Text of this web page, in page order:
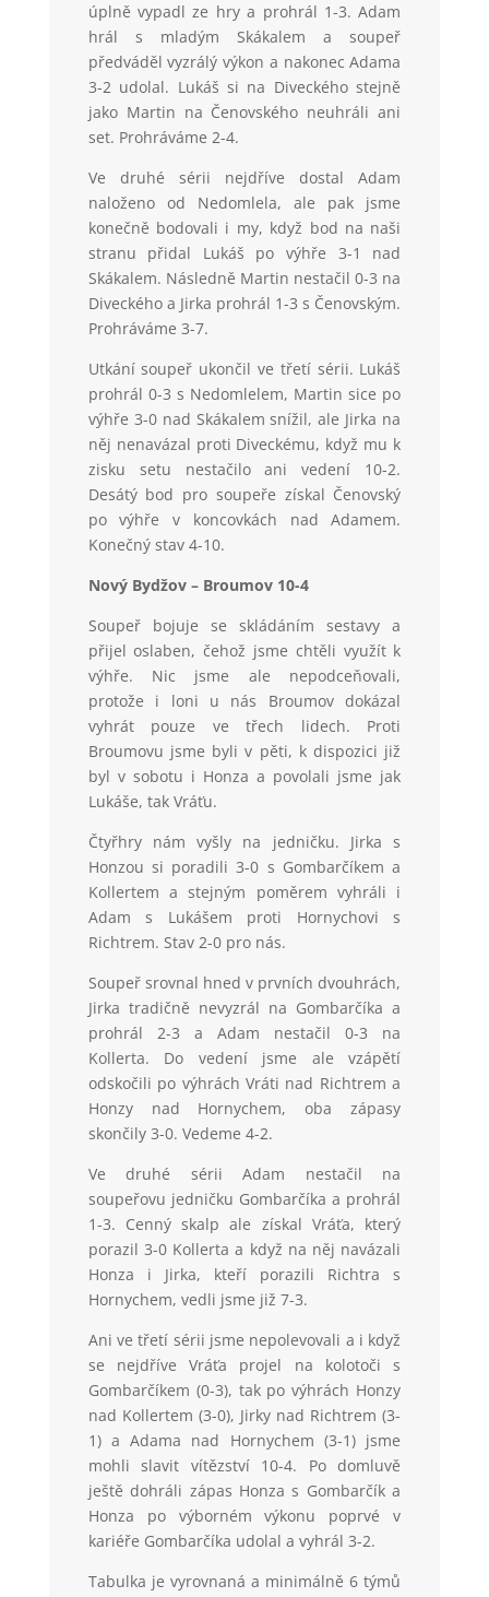
úplně vypadl ze hry a prohrál 1-3. Adam
hrál s mladým Skákalem a soupeř
předváděl vyzrálý výkon a nakonec Adama
3-2 udolal. Lukáš si na Diveckého stejně
jako Martin na Čenovského neuhráli ani
set. Prohráváme 2-4.
Ve druhé sérii nejdříve dostal Adam
naloženo od Nedomlela, ale pak jsme
konečně bodovali i my, když bod na naši
stranu přidal Lukáš po výhře 3-1 nad
Skákalem. Následně Martin nestačil 0-3 na
Diveckého a Jirka prohrál 1-3 s Čenovským.
Prohráváme 3-7.
Utkání soupeř ukončil ve třetí sérii. Lukáš
prohrál 0-3 s Nedomlelem, Martin sice po
výhře 3-0 nad Skákalem snížil, ale Jirka na
něj nenavázal proti Diveckému, když mu k
zisku setu nestačilo ani vedení 10-2.
Desátý bod pro soupeře získal Čenovský
po výhře v koncovkách nad Adamem.
Konečný stav 4-10.
Nový Bydžov – Broumov 10-4
Soupeř bojuje se skládáním sestavy a
přijel oslaben, čehož jsme chtěli využít k
výhře. Nic jsme ale nepodceňovali,
protože i loni u nás Broumov dokázal
vyhrát pouze ve třech lidech. Proti
Broumovu jsme byli v pěti, k dispozici již
byl v sobotu i Honza a povolali jsme jak
Lukáše, tak Vráťu.
Čtyřhry nám vyšly na jedničku. Jirka s
Honzou si poradili 3-0 s Gombarčíkem a
Kollertem a stejným poměrem vyhráli i
Adam s Lukášem proti Hornychovi s
Richtrem. Stav 2-0 pro nás.
Soupeř srovnal hned v prvních dvouhrách,
Jirka tradičně nevyzrál na Gombarčíka a
prohrál 2-3 a Adam nestačil 0-3 na
Kollerta. Do vedení jsme ale vzápětí
odskočili po výhrách Vráti nad Richtrem a
Honzy nad Hornychem, oba zápasy
skončily 3-0. Vedeme 4-2.
Ve druhé sérii Adam nestačil na
soupeřovu jedničku Gombarčíka a prohrál
1-3. Cenný skalp ale získal Vráťa, který
porazil 3-0 Kollerta a když na něj navázali
Honza i Jirka, kteří porazili Richtra s
Hornychem, vedli jsme již 7-3.
Ani ve třetí sérii jsme nepolevovali a i když
se nejdříve Vráťa projel na kolotoči s
Gombarčíkem (0-3), tak po výhrách Honzy
nad Kollertem (3-0), Jirky nad Richtrem (3-
1) a Adama nad Hornychem (3-1) jsme
mohli slavit vítězství 10-4. Po domluvě
ještě dohráli zápas Honza s Gombarčík a
Honza po výborném výkonu poprvé v
kariéře Gombarčíka udolal a vyhrál 3-2.
Tabulka je vyrovnaná a minimálně 6 týmů